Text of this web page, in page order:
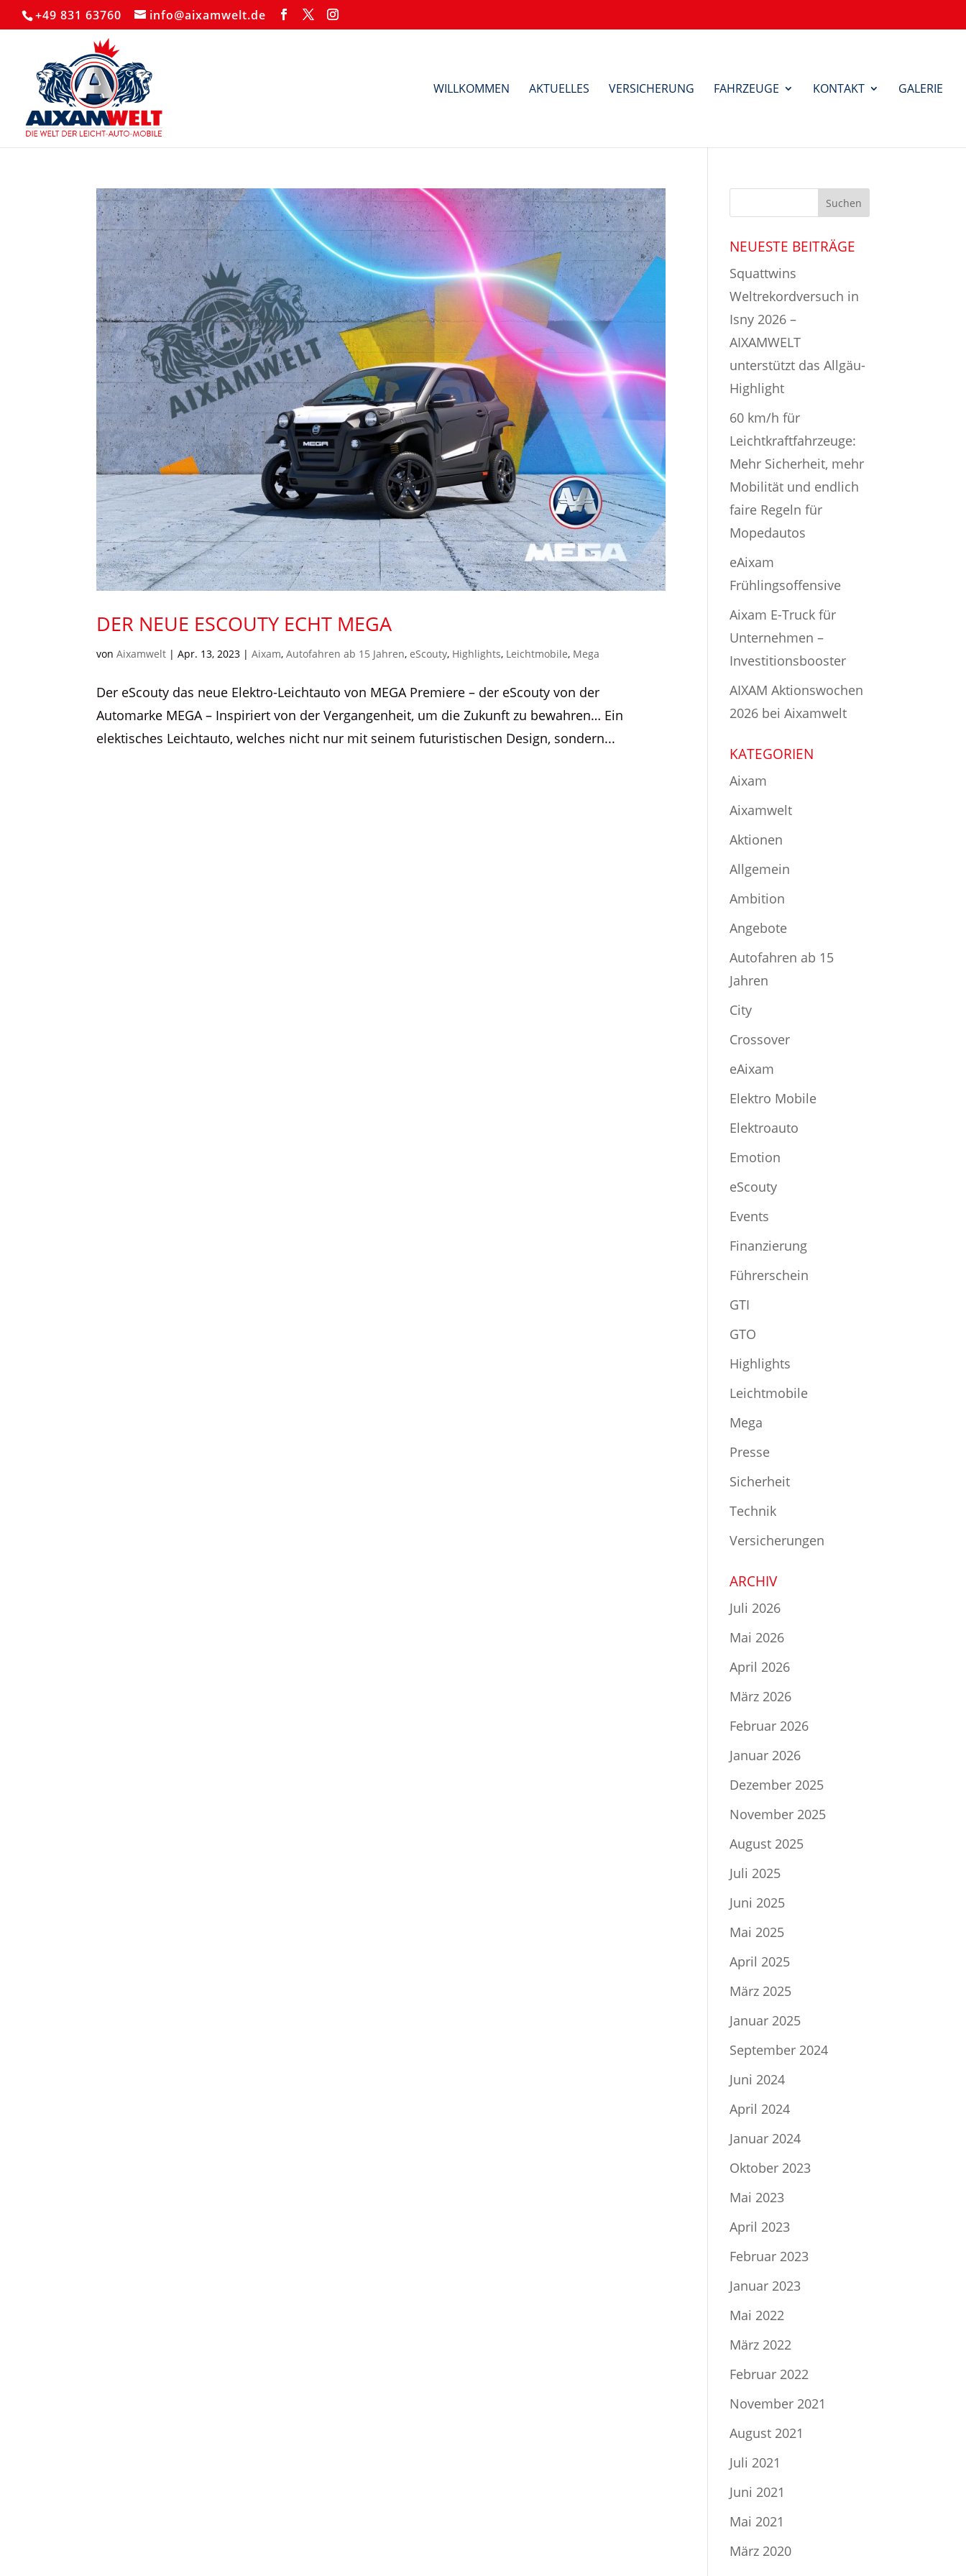
+49 831 63760 info@aixamwelt.de
WILLKOMMEN AKTUELLES VERSICHERUNG FAHRZEUGE KONTAKT GALERIE
DER NEUE ESCOUTY ECHT MEGA
vonAixamwelt |Apr. 13, 2023 |Aixam,Autofahren ab 15 Jahren,eScouty, Highlights, Leichtmobile, Mega
Der eScouty das neue Elektro-Leichtauto von MEGA Premiere – der eScouty von der
Automarke MEGA – Inspiriert von der Vergangenheit, um die Zukunft zu bewahren… Ein
elektisches Leichtauto, welches nicht nur mit seinem futuristischen Design, sondern...
NEUESTE BEITRÄGE
Squattwins
Weltrekordversuch in
Isny 2026 –
AIXAMWELT
unterstützt das Allgäu-
Highlight
60 km/h für
Leichtkraftfahrzeuge:
Mehr Sicherheit, mehr
Mobilität und endlich
faire Regeln für
Mopedautos
eAixam
Frühlingsoffensive
Aixam E-Truck für
Unternehmen –
Investitionsbooster
AIXAM Aktionswochen
2026 bei Aixamwelt
KATEGORIEN
Aixam
Aixamwelt
Aktionen
Allgemein
Ambition
Angebote
Autofahren ab 15
Jahren
City
Crossover
eAixam
Elektro Mobile
Elektroauto
Emotion
eScouty
Events
Finanzierung
Führerschein
GTI
GTO
Highlights
Leichtmobile
Mega
Presse
Sicherheit
Technik
Versicherungen
ARCHIV
Juli 2026
Mai 2026
April 2026
März 2026
Februar 2026
Januar 2026
Dezember 2025
November 2025
August 2025
Juli 2025
Juni 2025
Mai 2025
April 2025
März 2025
Januar 2025
September 2024
Juni 2024
April 2024
Januar 2024
Oktober 2023
Mai 2023
April 2023
Februar 2023
Januar 2023
Mai 2022
März 2022
Februar 2022
November 2021
August 2021
Juli 2021
Juni 2021
Mai 2021
März 2020